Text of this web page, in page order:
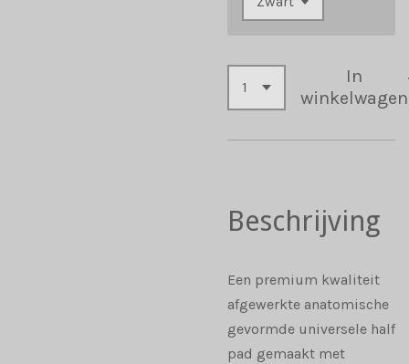
In
winkelwagen
Beschrijving
Een premium kwaliteit
afgewerkte anatomische
gevormde universele half
pad gemaakt met